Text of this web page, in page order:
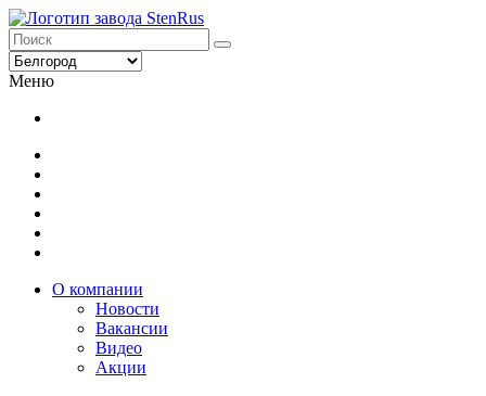
Меню
О компании
Новости
Вакансии
Видео
Акции